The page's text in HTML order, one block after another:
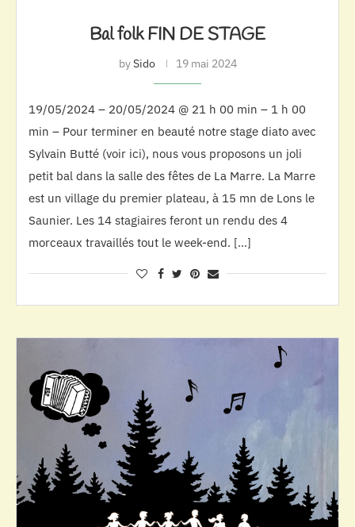
Bal folk FIN DE STAGE
bySido 19 mai 2024
19/05/2024 – 20/05/2024 @ 21 h 00 min – 1 h 00
min – Pour terminer en beauté notre stage diato avec
Sylvain Butté (voir ici), nous vous proposons un joli
petit bal dans la salle des fêtes de La Marre. La Marre
est un village du premier plateau, à 15 mn de Lons le
Saunier. Les 14 stagiaires feront un rendu des 4
morceaux travaillés tout le week-end. […]